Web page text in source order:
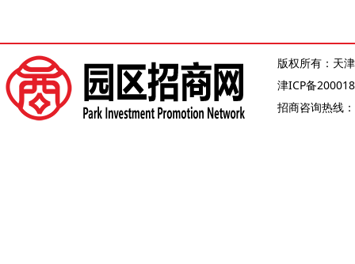
版权所有：天
津ICP备
招商咨询热线：